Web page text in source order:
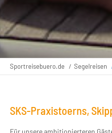
Sportreisebuero.de Segelreisen
SKS-Praxistoerns,
Für unsere ambitionierteren